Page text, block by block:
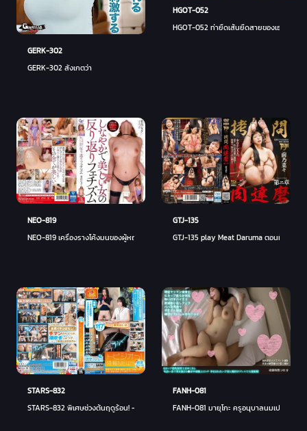
GERK-302
GERK-302 สังเกตว่า
HGOT-052
HGOT-052 ท่ายืดเส้นยืดสายของเธอช่างอี
NEO-819
NEO-819 เครื่องรางโค้งมนของผู้หญิงที่ยืดหยุ่นและสวยงาม Nagi Mamiya 250 1 - นางิสะ
GTJ-135
GTJ-135 play Meat Daruma ตอนที่ 2 นานะ
STARS-832
STARS-832 พิเศษช่วงต้นฤดูร้อน! - ซารินะ โทยามะ
FANH-081
FANH-081 มายุโกะ ครูอนุบาลนมเปรี้ยวจี